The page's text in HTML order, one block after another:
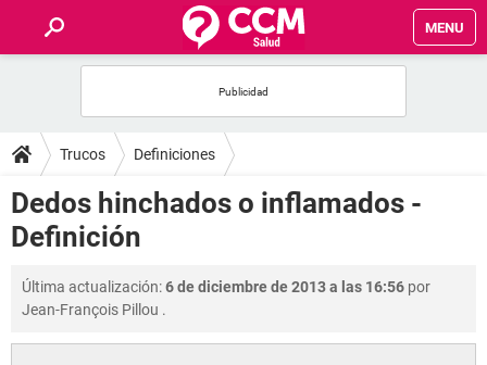
MENU
FOROS
SALUD
FAMILIA
NUTRICIÓN
Trucos Definiciones
Dedos hinchados o inflamados -
Definición
Última actualización:6 de diciembre de 2013 a las 16:56 por
Jean-François Pillou .